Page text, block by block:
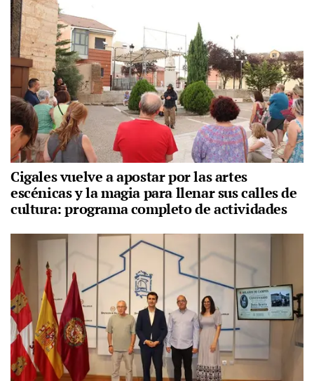
Cigales vuelve a apostar por las artes
escénicas y la magia para llenar sus calles de
cultura: programa completo de actividades